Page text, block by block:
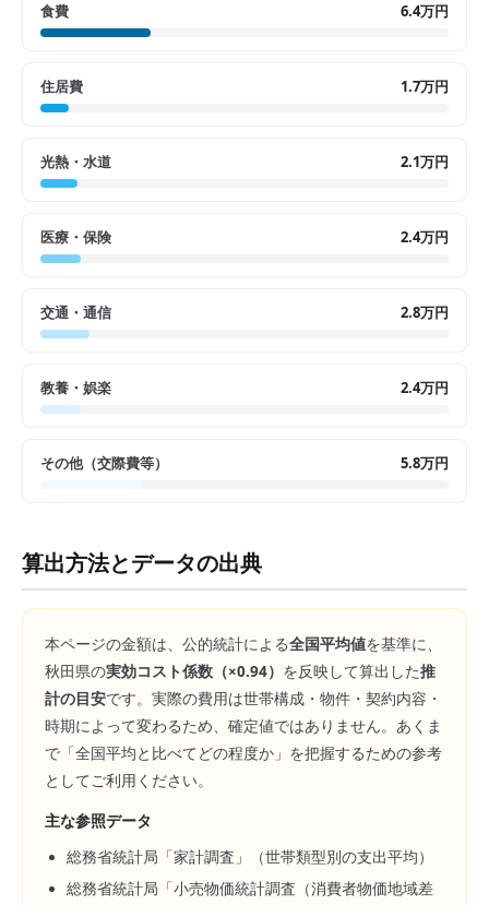
食費 6.4万円
住居費 1.7万円
光熱・水道 2.1万円
医療・保険 2.4万円
交通・通信 2.8万円
教養・娯楽 2.4万円
その他（交際費等） 5.8万円
算出方法とデータの出典
本ページの金額は、公的統計による全国平均値を基準に、
秋田県の実効コスト係数（×0.94） を反映して算出した推
計の目安です。実際の費用は世帯構成・物件・契約内容・
時期によって変わるため、確定値ではありません。あくま
で「全国平均と比べてどの程度か」を把握するための参考
としてご利用ください。
主な参照データ
総務省統計局「家計調査」（世帯類型別の支出平均）
総務省統計局「小売物価統計調査（消費者物価地域差